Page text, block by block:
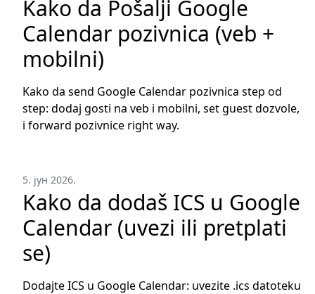
Kako da Pošalji Google
Calendar pozivnica (veb +
mobilni)
Kako da send Google Calendar pozivnica step od
step: dodaj gosti na veb i mobilni, set guest dozvole,
i forward pozivnice right way.
5. јун 2026.
Kako da dodaš ICS u Google
Calendar (uvezi ili pretplati
se)
Dodajte ICS u Google Calendar: uvezite .ics datoteku